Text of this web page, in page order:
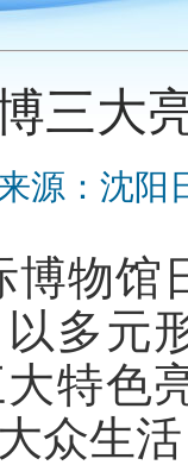
三大
源：沈阳
博物馆
多元
特色
众生